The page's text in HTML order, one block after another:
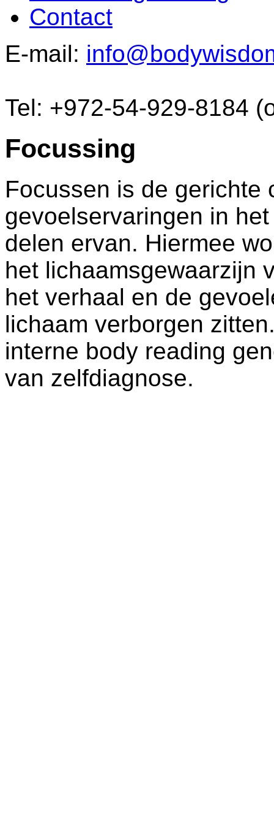
Contact
E-mail:
Tel: +972-54-929-8184
Focussing
Focussen is de gerichte
gevoelservaringen in
delen ervan. Hiermee
het lichaamsgewaarzijn
het verhaal en de
lichaam verborgen
interne body reading
van zelfdiagnose.